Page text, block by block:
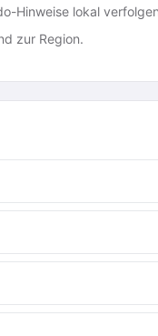
Hinweise lokal
zur Region.